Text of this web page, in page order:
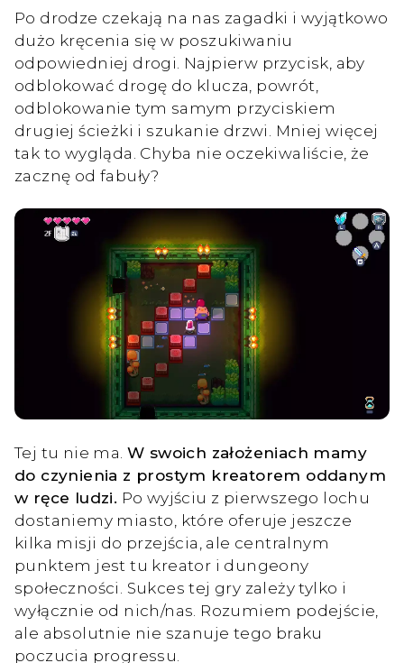
Po drodze czekają na nas zagadki i wyjątkowo
dużo kręcenia się w poszukiwaniu
odpowiedniej drogi. Najpierw przycisk, aby
odblokować drogę do klucza, powrót,
odblokowanie tym samym przyciskiem
drugiej ścieżki i szukanie drzwi. Mniej więcej
tak to wygląda. Chyba nie oczekiwaliście, że
zacznę od fabuły?
Tej tu nie ma. W swoich założeniach mamy
do czynienia z prostym kreatorem oddanym
w ręce ludzi. Po wyjściu z pierwszego lochu
dostaniemy miasto, które oferuje jeszcze
kilka misji do przejścia, ale centralnym
punktem jest tu kreator i dungeony
społeczności. Sukces tej gry zależy tylko i
wyłącznie od nich/nas. Rozumiem podejście,
ale absolutnie nie szanuje tego braku
poczucia progressu.